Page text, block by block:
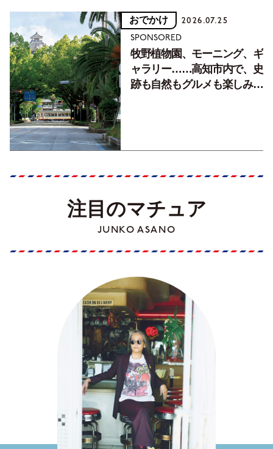
おでかけ 2026.07.25
SPONSORED
牧野植物園、モーニング、ギ
ャラリー……高知市内で、史
跡も自然もグルメも楽しみ尽
注目のマチュア
JUNKO ASANO